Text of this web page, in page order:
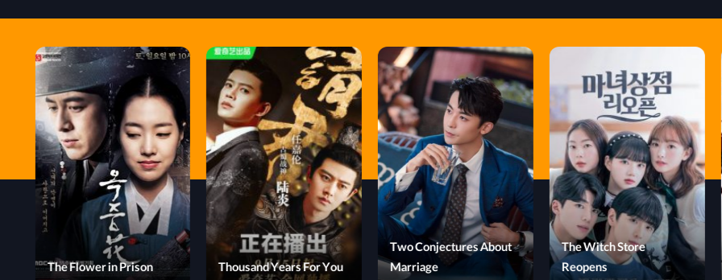
Two Conjectures About
Marriage
Thousand Years For You
The Flower in Prison
My Sassy Wedding